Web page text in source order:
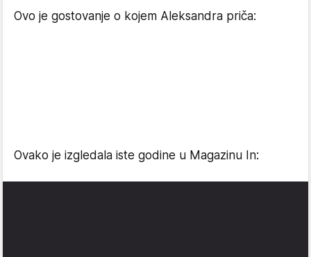
Ovo je gostovanje o kojem Aleksandra priča:
Ovako je izgledala iste godine u Magazinu In: